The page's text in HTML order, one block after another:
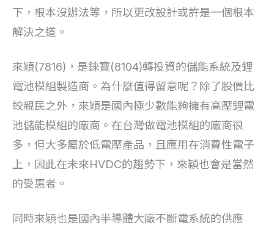
下，根本沒辦法等，所以更改設計或許是一個根本
解決之道。
來穎(7816)，是錸寶(8104)轉投資的儲能系統及鋰
電池模組製造商。為什麼值得留意呢？除了股價比
較親民之外，來穎是國內極少數能夠擁有高壓鋰電
池儲能模組的廠商。在台灣做電池模組的廠商很
多，但大多屬於低電壓產品，且應用在消費性電子
上，因此在未來HVDC的趨勢下，來穎也會是當然
的受惠者。
同時來穎也是國內半導體大廠不斷電系統的供應